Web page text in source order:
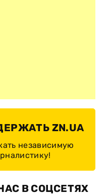
ZN.UA
независимую
В СОЦСЕТЯХ